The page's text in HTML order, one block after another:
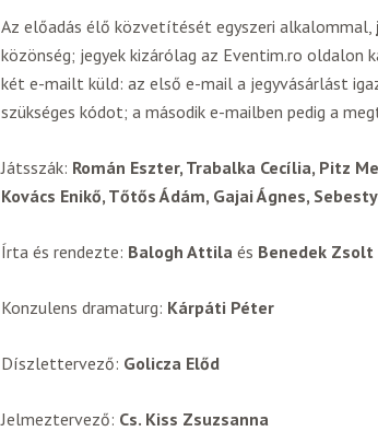
Az előadás élő közvetítését egyszeri alkalommal,
közönség; jegyek kizárólag az Eventim.ro oldalon
két e-mailt küld: az első e-mail a jegyvásárlást
szükséges kódot; a második e-mailben pedig a
Játsszák: Román Eszter, Trabalka Cecília, Pitz
Kovács Enikő, Tőtős Ádám, Gajai Ágnes,
Írta és rendezte: Balogh Attila és Benedek Zsolt
Konzulens dramaturg: Kárpáti Péter
Díszlettervező: Golicza Előd
Jelmeztervező: Cs. Kiss Zsuzsanna